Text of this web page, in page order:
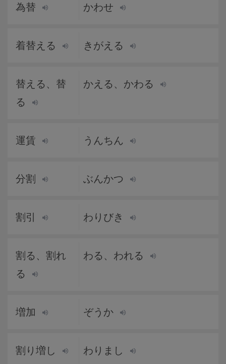
為替 かわせ
着替える きがえる
替える、替
る
かえる、かわる
運賃 うんちん
分割 ぶんかつ
割引 わりびき
割る、割れ
る
わる、われる
増加 ぞうか
割り増し わりまし